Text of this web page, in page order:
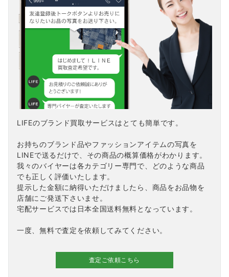
LIFEのブランド買取サービスはとても簡単です。
お持ちのブランド品やファッションアイテムの写真を
LINEで送るだけで、その商品の概算価格がわかります。
我々のバイヤーは各カテゴリー専門で、どのような商品
でも正しく評価いたします。
提示した金額に納得いただけましたら、商品をお品物を
店舗にご発送下さいませ。
宅配サービスでは日本全国送料無料となっています。
一度、無料で査定を依頼してみてください。
査定ご依頼こちら